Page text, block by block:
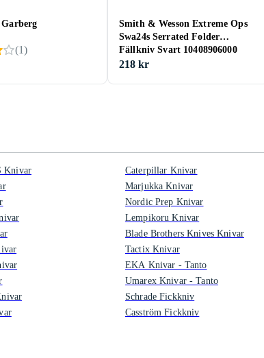
(1)
Smith & Wesson Extreme Ops
Swa24s Serrated Folder
Fällkniv Svart 10408906000
218 kr
Knivar
Caterpillar Knivar
Marjukka Knivar
Nordic Prep Knivar
Lempikoru Knivar
Blade Brothers Knives Knivar
Tactix Knivar
EKA Knivar - Tanto
Umarex Knivar - Tanto
Schrade Fickkniv
Casström Fickkniv